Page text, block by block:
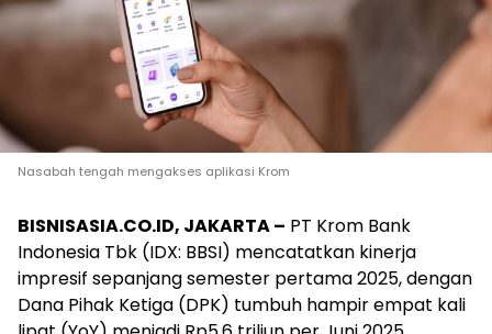
Nasabah tengah mengakses aplikasi Krom
BISNISASIA.CO.ID, JAKARTA – PT Krom Bank
Indonesia Tbk (IDX: BBSI) mencatatkan kinerja
impresif sepanjang semester pertama 2025, dengan
Dana Pihak Ketiga (DPK) tumbuh hampir empat kali